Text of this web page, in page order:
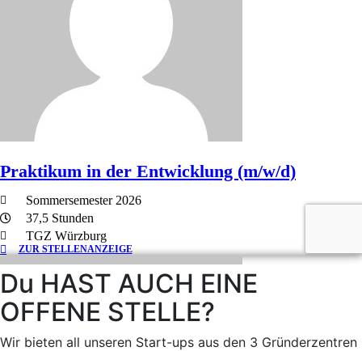
Du HAST AUCH EINE
OFFENE STELLE?
Wir bieten all unseren Start-ups aus den 3 Gründerzentren